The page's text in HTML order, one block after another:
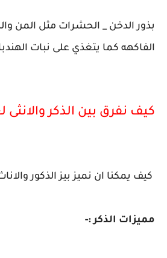
بذور الدخن _ الحشرات مثل المن
الفاكهه كما يتغذي على نبات
كيف نفرق بين الذكر والانثى
كيف يمكنا ان نميز بيز الذكور
مميزات الذكر :-